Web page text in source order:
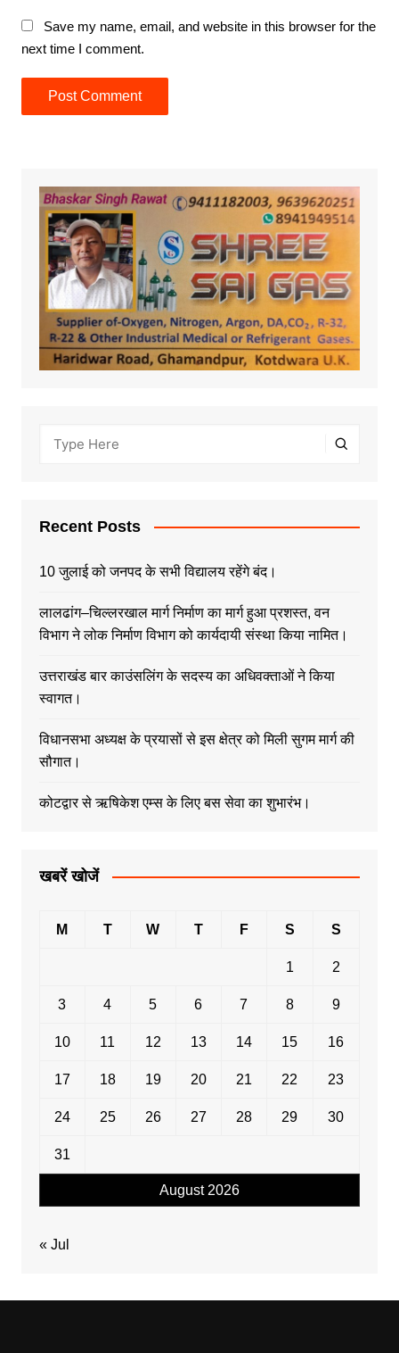
Save my name, email, and website in this browser for the
next time I comment.
Recent Posts
10 जुलाई को जनपद के सभी विद्यालय रहेंगे बंद।
लालढांग–चिल्लरखाल मार्ग निर्माण का मार्ग हुआ प्रशस्त, वन
विभाग ने लोक निर्माण विभाग को कार्यदायी संस्था किया नामित।
उत्तराखंड बार काउंसलिंग के सदस्य का अधिवक्ताओं ने किया
स्वागत।
विधानसभा अध्यक्ष के प्रयासों से इस क्षेत्र को मिली सुगम मार्ग की
सौगात।
कोटद्वार से ऋषिकेश एम्स के लिए बस सेवा का शुभारंभ।
खबरें खोजें
August 2026
M T W T F S S
1 2
3 4 5 6 7 8 9
10 11 12 13 14 15 16
17 18 19 20 21 22 23
24 25 26 27 28 29 30
31
« Jul